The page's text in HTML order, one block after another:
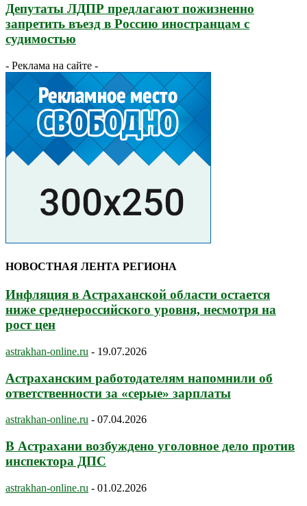
Депутаты ЛДПР предлагают пожизненно
запретить въезд в Россию иностранцам с
судимостью
- Реклама на сайте -
НОВОСТНАЯ ЛЕНТА РЕГИОНА
Инфляция в Астраханской области остается
ниже среднероссийского уровня, несмотря на
рост цен
astrakhan-online.ru - 19.07.2026
Астраханским работодателям напомнили об
ответственности за «серые» зарплаты
astrakhan-online.ru - 07.04.2026
В Астрахани возбуждено уголовное дело против
инспектора ДПС
astrakhan-online.ru - 01.02.2026